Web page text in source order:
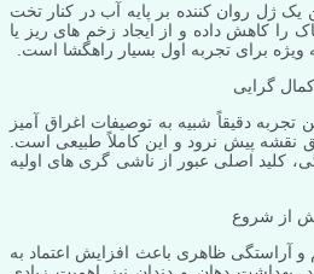
ژل روان کننده بر پایه آب در کنار تخت
کاهش داده و از ایجاد زخم های ریز یا
برای تجربه اول بسیار راهگشا است.
گرایی
تجربه دقیقاً شبیه به توصیفات اغراق آمیز
پیش نرود و این کاملاً طبیعی است.
کلید اصلی عبور از ناشی گری های اولیه
از شروع
و آراستگی ظاهری باعث افزایش اعتماد به